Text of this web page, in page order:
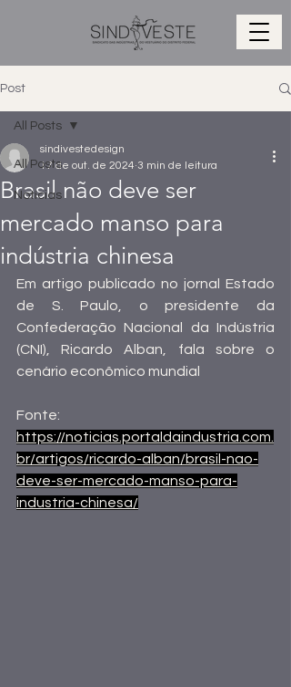
Post
All Posts
Notícias
All Posts
Brasil não deve ser
mercado manso para
indústria chinesa
sindivestedesign
17 de out. de 2024 3 min de leitura
Em artigo publicado no jornal Estado
de S. Paulo, o presidente da
Confederação Nacional da Indústria
(CNI), Ricardo Alban, fala sobre o
cenário econômico mundial
Fonte:
https://noticias.portaldaindustria.com.
br/artigos/ricardo-alban/brasil-nao-
deve-ser-mercado-manso-para-
industria-chinesa/